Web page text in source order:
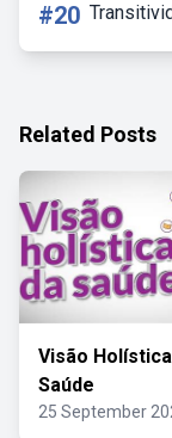
#20
Related Posts
Visão
Saúde
25 September